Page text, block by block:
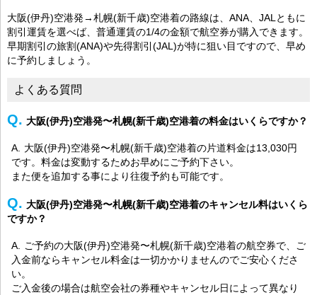
大阪(伊丹)空港発→札幌(新千歳)空港着の路線は、ANA、JALともに
割引運賃を選べば、普通運賃の1/4の金額で航空券が購入できます。
早期割引の旅割(ANA)や先得割引(JAL)が特に狙い目ですので、早め
に予約しましょう。
よくある質問
大阪(伊丹)空港発〜札幌(新千歳)空港着の料金はいくらですか？
大阪(伊丹)空港発〜札幌(新千歳)空港着の片道料金は13,030円
です。料金は変動するためお早めにご予約下さい。
また便を追加する事により往復予約も可能です。
大阪(伊丹)空港発〜札幌(新千歳)空港着のキャンセル料はいくら
ですか？
ご予約の大阪(伊丹)空港発〜札幌(新千歳)空港着の航空券で、ご
入金前ならキャンセル料金は一切かかりませんのでご安心くださ
い。
ご入金後の場合は航空会社の券種やキャンセル日によって異なり